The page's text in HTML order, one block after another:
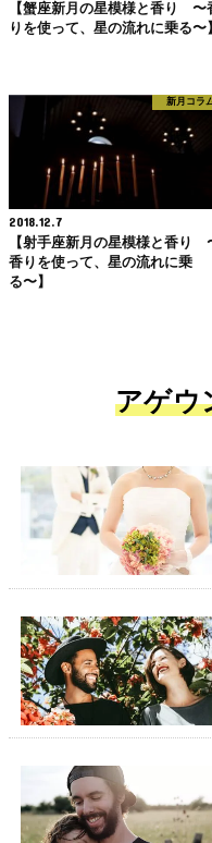
【蟹座新月の星模様と香り 〜
りを使って、星の流れに乗る〜
新月コラ
2018.12.7
【射手座新月の星模様と香り
香りを使って、星の流れに乗
る〜】
アゲウ